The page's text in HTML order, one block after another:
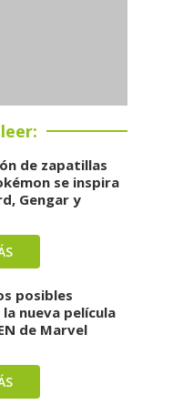
de zapatillas
se inspira
Gengar y
posibles
nueva película
de Marvel